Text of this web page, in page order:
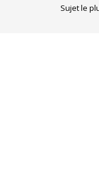
Sujet le